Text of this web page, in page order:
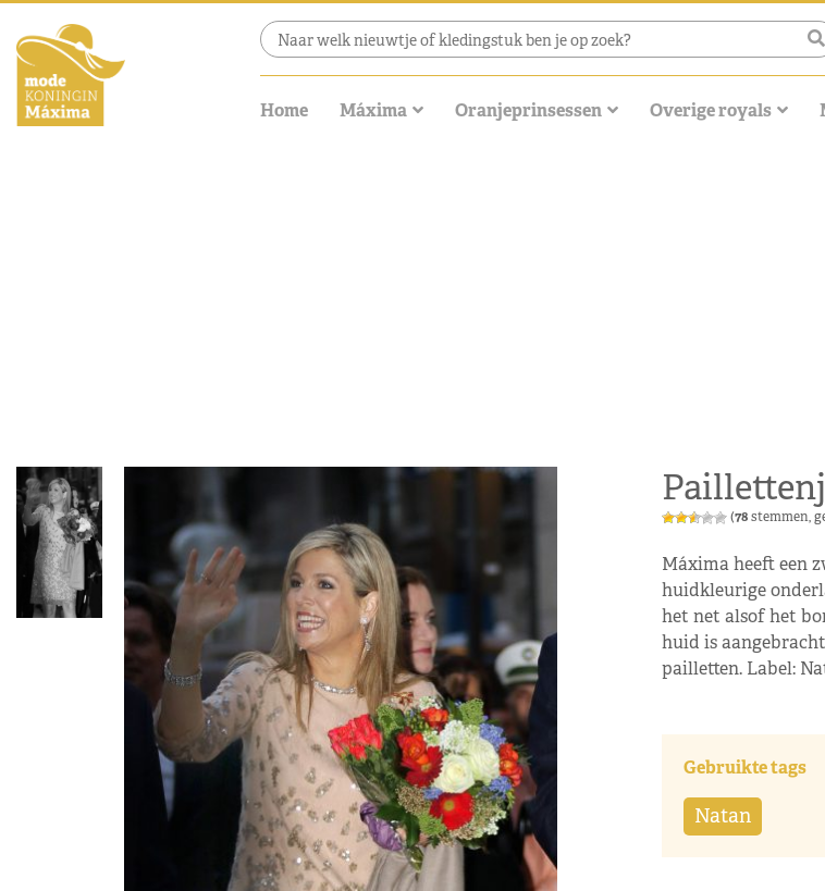
Home Máxima Oranjeprinsessen Overige royals
(78stemmen,
Máxima heeft een
huidkleurige
het net alsof het
huid is
pailletten. Label:
Gebruikte tags
Natan